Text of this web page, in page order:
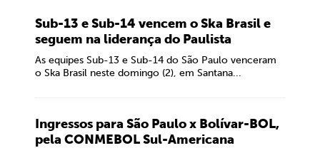
Sub-13 e Sub-14 vencem o Ska Brasil e
seguem na liderança do Paulista
As equipes Sub-13 e Sub-14 do São Paulo venceram
o Ska Brasil neste domingo (2), em Santana...
Ingressos para São Paulo x Bolívar-BOL,
pela CONMEBOL Sul-Americana